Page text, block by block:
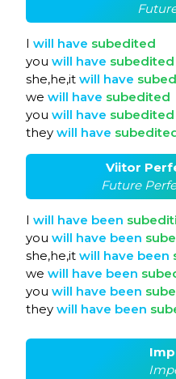
I will have subedited
you will have subedited
she,he,it will have
we will have subedited
you will have subedited
they will have
Viitor
Future
I will have been
you will have been
she,he,it will have been
we will have been
you will have been
they will have been